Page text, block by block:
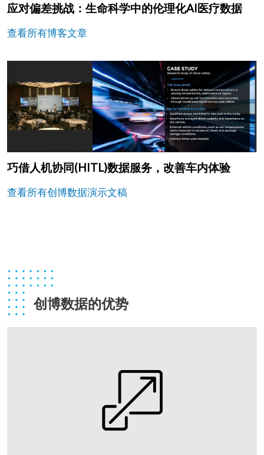
应对偏差挑战：生命科学中的伦理化AI医疗数据
查看所有博客文章
巧借人机协同(HITL)数据服务，改善车内体验
查看所有创博数据演示文稿
创博数据的优势